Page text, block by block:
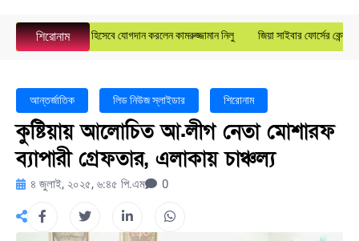
শিরোনাম
ম্যানেজার হিসেবে যোগদান করলেন কামরুজ্জামান নিলু জিয়া সাইবার ফোর্সের কেন্দ্রীয় যুগ্ম
আন্তর্জাতিক লিড নিউজ স্লাইডার শিরোনাম
কুষ্টিয়ায় আলোচিত আ.লীগ নেতা মোশারফ
ব্যাপারী গ্রেফতার, এলাকায় চাঞ্চল্য‎‎
৪ জুলাই, ২০২৫, ৬:৪৫ পি.এম 0